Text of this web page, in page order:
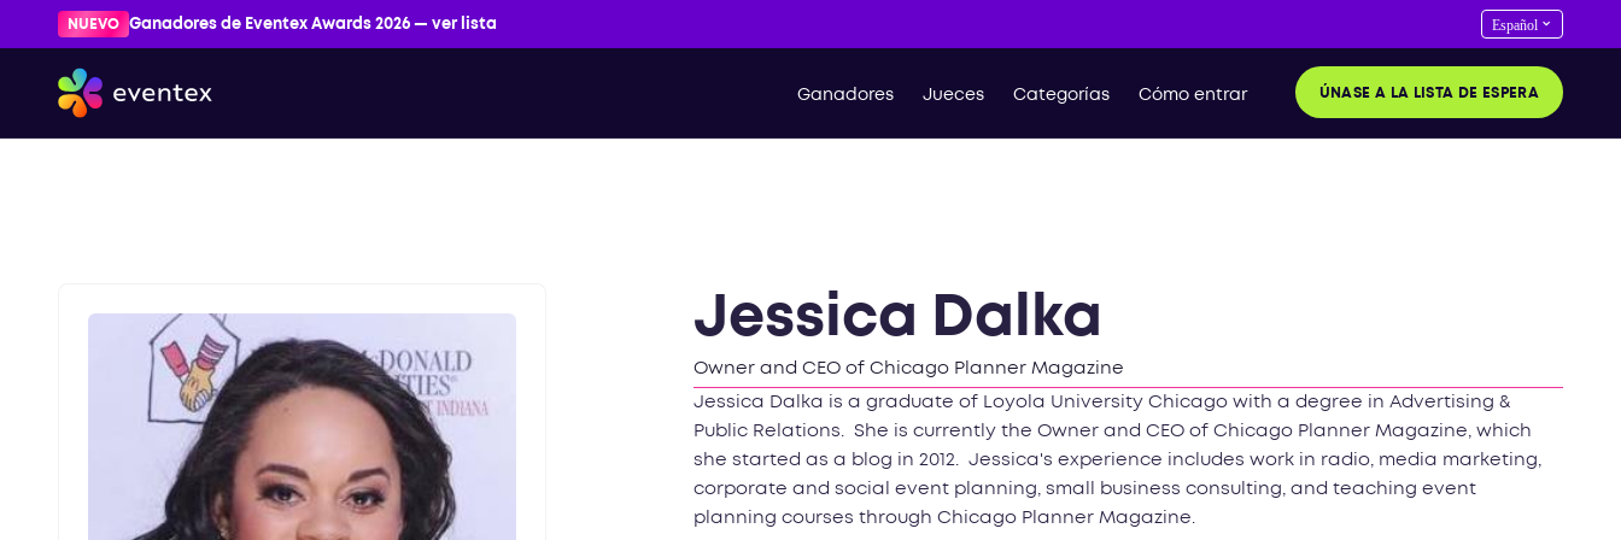
NUEVO Ganadores de Eventex Awards 2026 — ver lista
Ganadores Jueces Categorías Cómo entrar ÚNASE A LA LISTA DE ESPERA
Jessica Dalka
Owner and CEO of Chicago Planner Magazine
Jessica Dalka is a graduate of Loyola University Chicago with a degree in Advertising &
Public Relations. She is currently the Owner and CEO of Chicago Planner Magazine, which
she started as a blog in 2012. Jessica's experience includes work in radio, media marketing,
corporate and social event planning, small business consulting, and teaching event
planning courses through Chicago Planner Magazine.